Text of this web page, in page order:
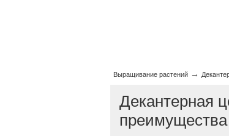
Выращивание растений→
Декантерная
преимущества